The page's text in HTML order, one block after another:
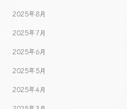
2025年8月
2025年7月
2025年6月
2025年5月
2025年4月